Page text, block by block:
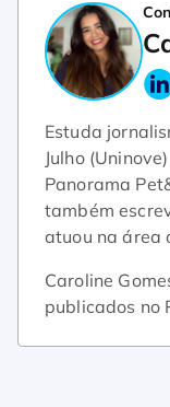
Estuda
Julho
Panorama
também
atuou na área
Caroline
publicados no